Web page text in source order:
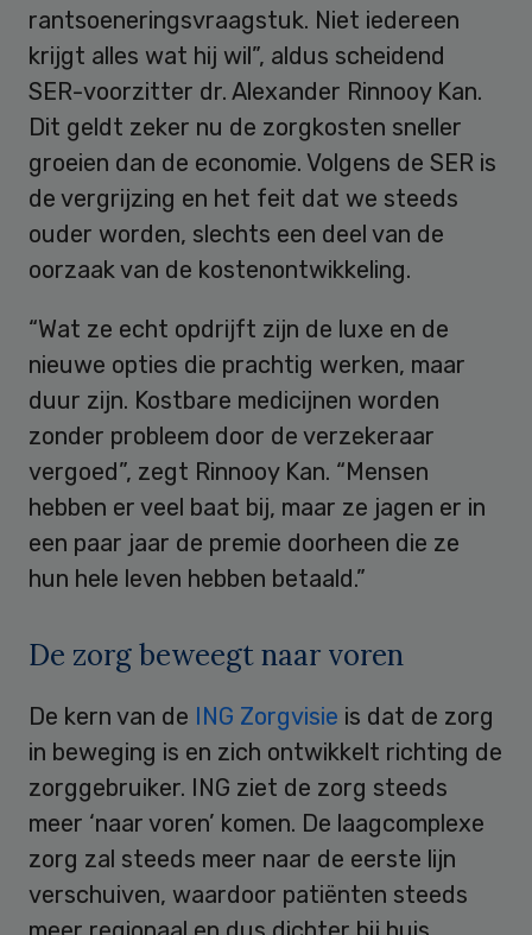
rantsoeneringsvraagstuk. Niet iedereen
krijgt alles wat hij wil”, aldus scheidend
SER-voorzitter dr. Alexander Rinnooy Kan.
Dit geldt zeker nu de zorgkosten sneller
groeien dan de economie. Volgens de SER is
de vergrijzing en het feit dat we steeds
ouder worden, slechts een deel van de
oorzaak van de kostenontwikkeling.
“Wat ze echt opdrijft zijn de luxe en de
nieuwe opties die prachtig werken, maar
duur zijn. Kostbare medicijnen worden
zonder probleem door de verzekeraar
vergoed”, zegt Rinnooy Kan. “Mensen
hebben er veel baat bij, maar ze jagen er in
een paar jaar de premie doorheen die ze
hun hele leven hebben betaald.”
De zorg beweegt naar voren
De kern van de ING Zorgvisie is dat de zorg
in beweging is en zich ontwikkelt richting de
zorggebruiker. ING ziet de zorg steeds
meer ‘naar voren’ komen. De laagcomplexe
zorg zal steeds meer naar de eerste lijn
verschuiven, waardoor patiënten steeds